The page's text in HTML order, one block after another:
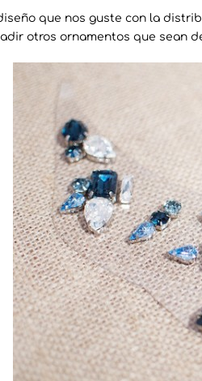
que nos guste con la
otros ornamentos que sean